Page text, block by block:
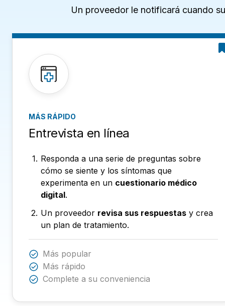
Un proveedor le notificará cuando
MÁS RÁPIDO
Entrevista en línea
Responda a una serie de preguntas sobre
cómo se siente y los síntomas que
experimenta en un cuestionario médico
digital.
Un proveedor revisa sus respuestas y crea
un plan de tratamiento.
Más popular
Más rápido
Complete a su conveniencia